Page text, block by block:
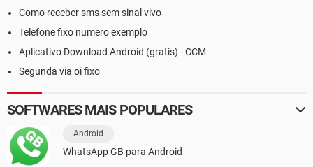
Como receber sms sem sinal vivo
Telefone fixo numero exemplo
Aplicativo Download Android (gratis) - CCM
Segunda via oi fixo
SOFTWARES MAIS POPULARES
Android
WhatsApp GB para Android